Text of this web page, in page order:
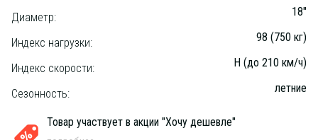
Диаметр: 18"
Индекс нагрузки: 98 (750 кг)
Индекс скорости: H (до 210 км/ч)
Сезонность: летние
Товар участвует в акции "Хочу дешевле"